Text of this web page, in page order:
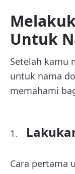
Untuk
Setelah kamu
untuk nama
memahami
Cara pertama